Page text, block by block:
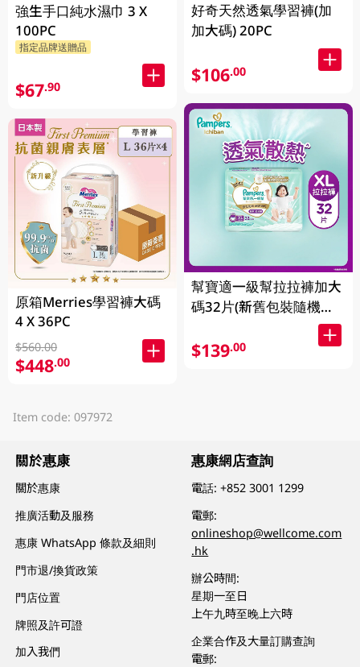
強生手口純水濕巾 3 X
100PC
指定品牌送贈品
$67.90
原箱Merries學習褲大碼
4 X 36PC
$560.00
$448.00
好奇天然透氣學習褲(加
加大碼) 20PC
$106.00
幫寶適一級幫拉拉褲加大
碼32片(新舊包裝隨機發
$139.00
Item code: 097972
關於惠康
關於惠康
推廣活動及服務
惠康 WhatsApp 條款及細則
門市退/換貨政策
門店位置
牌照及許可證
加入我們
惠康網店查詢
電話:+852 3001 1299
電郵:
onlineshop@wellcome.com
.hk
辦公時間:
星期一至日
上午九時至晚上六時
企業合作及大量訂購查詢
電郵: